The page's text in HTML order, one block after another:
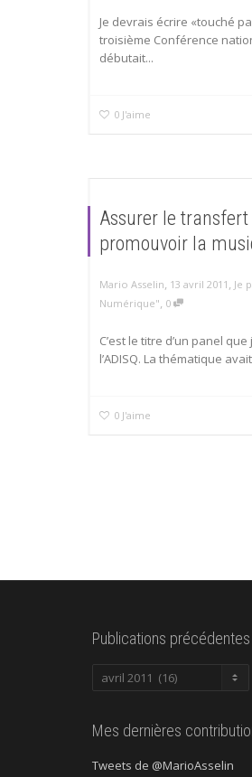
Je devrais écrire «touché
troisième Conférence
débutait...
0 J'aime
Assurer le transfert
promouvoir la
Mario Asselin, 13 avril 2011 , Je
Numérique", 0
C’est le titre d’un panel
l’ADISQ. La thématique
0 J'aime
Publications précédentes
Publications
Mes dernières
Tweets de @MarioAsselin